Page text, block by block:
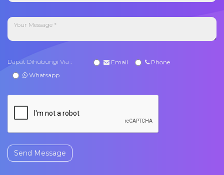
Dapat Dihubungi Via : Email
Phone
Whatsapp
Send Message